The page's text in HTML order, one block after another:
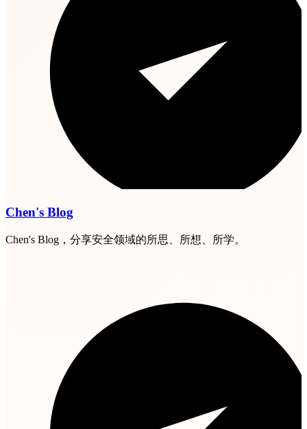
Chen's Blog
Chen's Blog，分享安全领域的所思、所想、所学。